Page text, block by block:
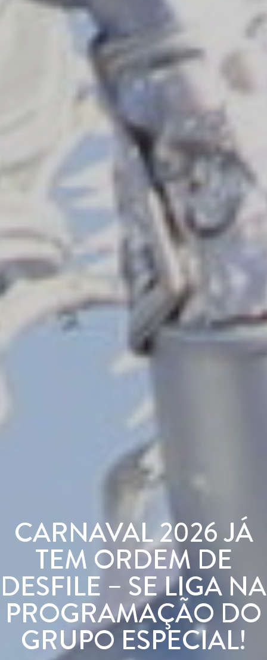
CARNAVAL 2026 JÁ
TEM ORDEM DE
DESFILE – SE LIGA NA
PROGRAMAÇÃO DO
GRUPO ESPECIAL!